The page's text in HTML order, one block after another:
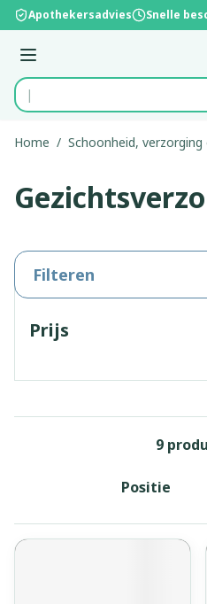
Ga naar de inhoud
Apothekersadvies Snelle
Menu
Product, merk, categorie...
Home / Schoonheid, verzorging
Filteren
Prijs
9
Sorteer op: